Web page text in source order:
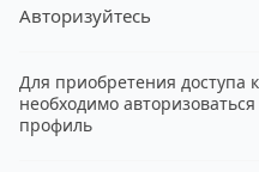
Авторизуйтесь
Для приобретения доступа
необходимо
профиль